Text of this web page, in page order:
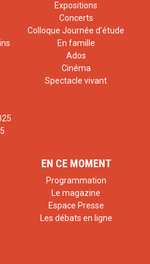
Expositions
Concerts
Colloque Journée d'étude
En famille
Ados
Cinéma
Spectacle vivant
EN CE MOMENT
Programmation
Le magazine
Espace Presse
Les débats en ligne